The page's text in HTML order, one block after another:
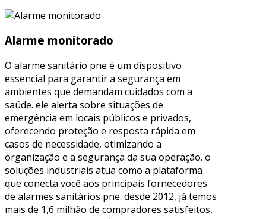
Alarme monitorado
O alarme sanitário pne é um dispositivo
essencial para garantir a segurança em
ambientes que demandam cuidados com a
saúde. ele alerta sobre situações de
emergência em locais públicos e privados,
oferecendo proteção e resposta rápida em
casos de necessidade, otimizando a
organização e a segurança da sua operação. o
soluções industriais atua como a plataforma
que conecta você aos principais fornecedores
de alarmes sanitários pne. desde 2012, já temos
mais de 1,6 milhão de compradores satisfeitos,